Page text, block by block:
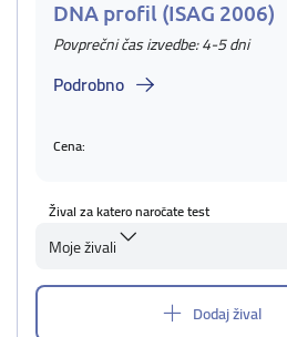
DNA profil (ISAG 2006)
Povprečni čas izvedbe: 4-5 dni
Podrobno
Cena:
Žival za katero naročate test
Moje živali
Dodaj žival